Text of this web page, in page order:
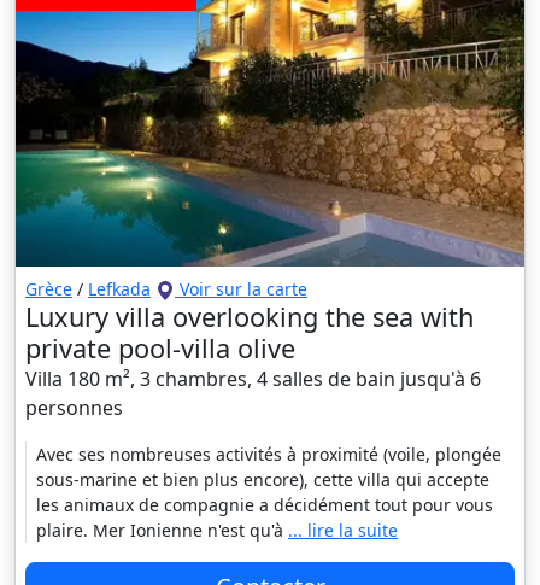
Grèce / Lefkada Voir sur la carte
Luxury villa overlooking the sea with
private pool-villa olive
Villa 180 m², 3 chambres, 4 salles de bain jusqu'à 6
personnes
Avec ses nombreuses activités à proximité (voile, plongée
sous-marine et bien plus encore), cette villa qui accepte
les animaux de compagnie a décidément tout pour vous
plaire. Mer Ionienne n'est qu'à ... lire la suite